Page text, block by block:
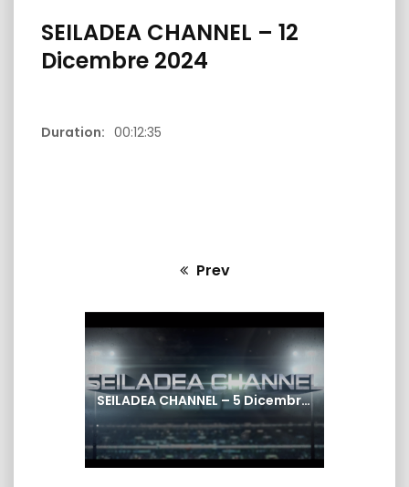
SEILADEA CHANNEL – 12
Dicembre 2024
Duration: 00:12:35
Prev
post:
SEILADEA CHANNEL – 5 Dicembre 2024